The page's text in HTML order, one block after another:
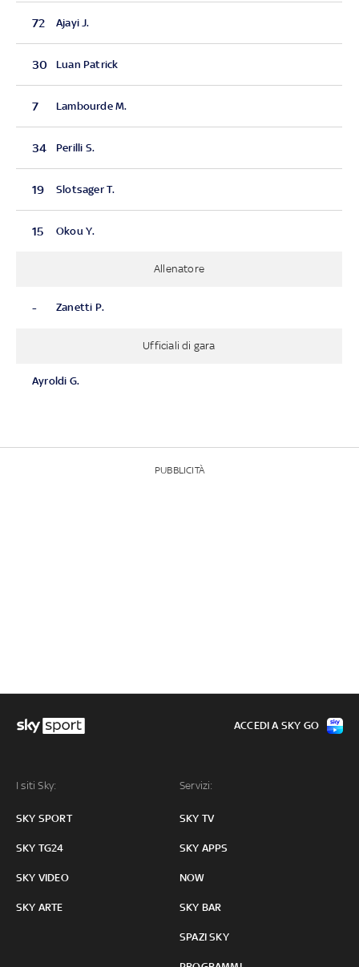
72 Ajayi J.
30 Luan Patrick
7 Lambourde M.
34 Perilli S.
19 Slotsager T.
15 Okou Y.
Allenatore
- Zanetti P.
Ufficiali di gara
Ayroldi G.
PUBBLICITÀ
I siti Sky:
SKY SPORT
SKY TG24
SKY VIDEO
SKY ARTE
Servizi:
SKY TV
SKY APPS
NOW
SKY BAR
SPAZI SKY
ACCEDI A SKY GO